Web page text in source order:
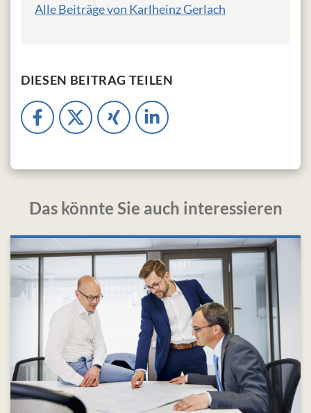
Alle Beiträge von Karlheinz Gerlach
DIESEN BEITRAG TEILEN
Das könnte Sie auch interessieren